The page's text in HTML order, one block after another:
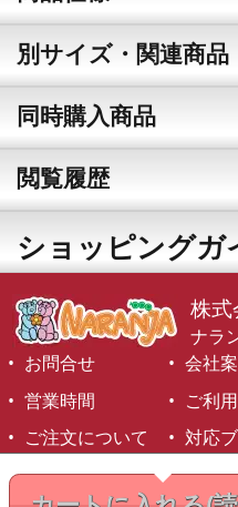
別サイズ・関連商品
同時購入商品
閲覧履歴
ショッピングガ
株式
ナラ
お問合せ
会社
営業時間
ご利
ご注文について
対応
©1999-2026